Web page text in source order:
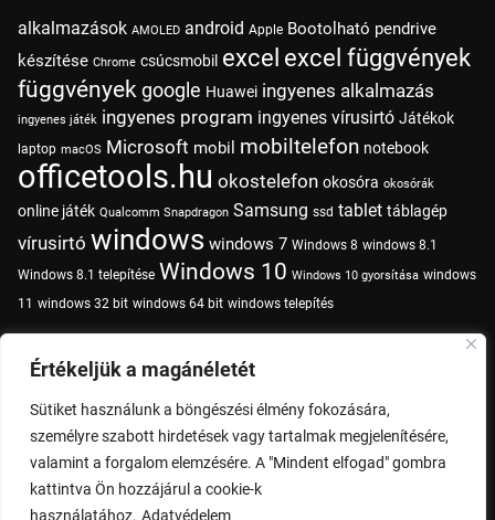
Értékeljük a magánéletét
Sütiket használunk a böngészési élmény fokozására,
személyre szabott hirdetések vagy tartalmak megjelenítésére,
valamint a forgalom elemzésére. A "Mindent elfogad" gombra
kattintva Ön hozzájárul a cookie-k
használatához. Adatvédelem
alkalmazások AMOLED android Apple Bootolható pendrive
készítése Chrome csúcsmobil excel excel függvények
függvények google Huawei ingyenes alkalmazás
ingyenes játék ingyenes program ingyenes vírusirtó Játékok
laptop macOS Microsoft mobil mobiltelefon notebook
officetools.hu okostelefon okosóra okosórák
online játék Qualcomm Snapdragon Samsung ssd tablet táblagép
vírusirtó windows windows 7 Windows 8 windows 8.1
Windows 8.1 telepítése Windows 10 Windows 10 gyorsítása windows
11 windows 32 bit windows 64 bit windows telepítés